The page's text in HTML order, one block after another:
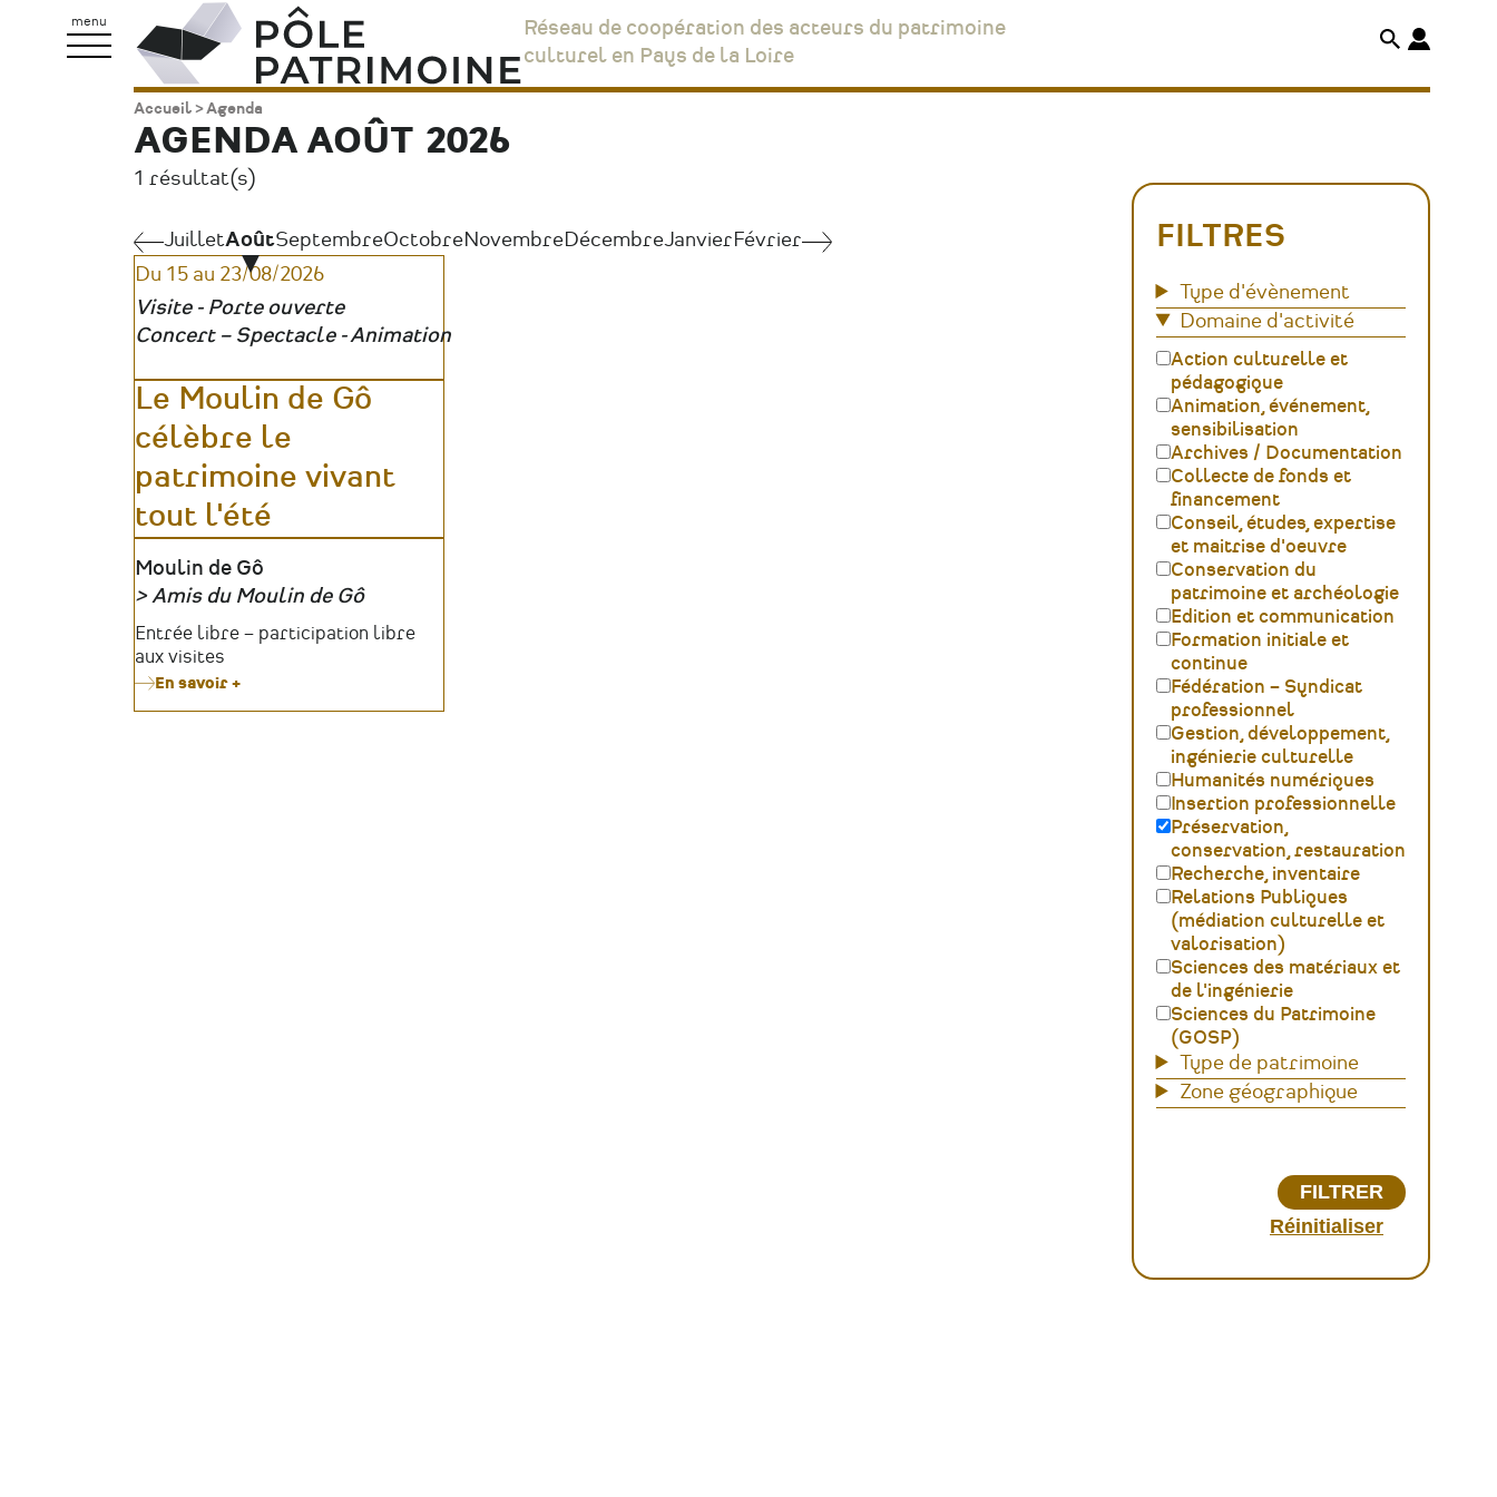
menu
Pôle
Patrimoine
Réseau de coopération des acteurs du patrimoine
culturel en Pays de la Loire
Fil
d'Ariane
Accueil Agenda
AGENDA AOÛT 2026
1 résultat(s)
Pagination
JuilletJuilletAoûtSeptembreOctobreNovembreDécembreJanvierFévrierSeptembre
Du 15 au 23/08/2026
Visite - Porte ouverte
Concert – Spectacle - Animation
Le Moulin de Gô
célèbre le
patrimoine vivant
tout l'été
Lieu
Moulin de Gô
Organisateur
Amis du Moulin de Gô
Tarifs
Entrée libre – participation libre
aux visites
En savoir +
FILTRES
Type d'évènement
Domaine d'activité
Action culturelle et
pédagogique
Animation, événement,
sensibilisation
Archives / Documentation
Collecte de fonds et
financement
Conseil, études, expertise
et maitrise d'oeuvre
Conservation du
patrimoine et archéologie
Edition et communication
Formation initiale et
continue
Fédération – Syndicat
professionnel
Gestion, développement,
ingénierie culturelle
Humanités numériques
Insertion professionnelle
Préservation,
conservation, restauration
Recherche, inventaire
Relations Publiques
(médiation culturelle et
valorisation)
Sciences des matériaux et
de l'ingénierie
Sciences du Patrimoine
(GOSP)
Type de patrimoine
Zone géographique